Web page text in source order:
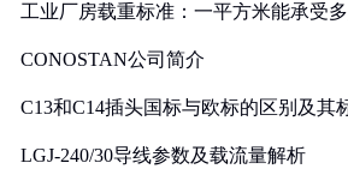
工业厂房载重标准：一平方米能承受
CONOSTAN公司简介
C13和C14插头国标与欧标的区别及其
LGJ-240/30导线参数及载流量解析